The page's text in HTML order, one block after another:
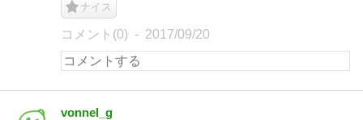
ナイス
コメント(0) 2017/09/20
vonnel_g